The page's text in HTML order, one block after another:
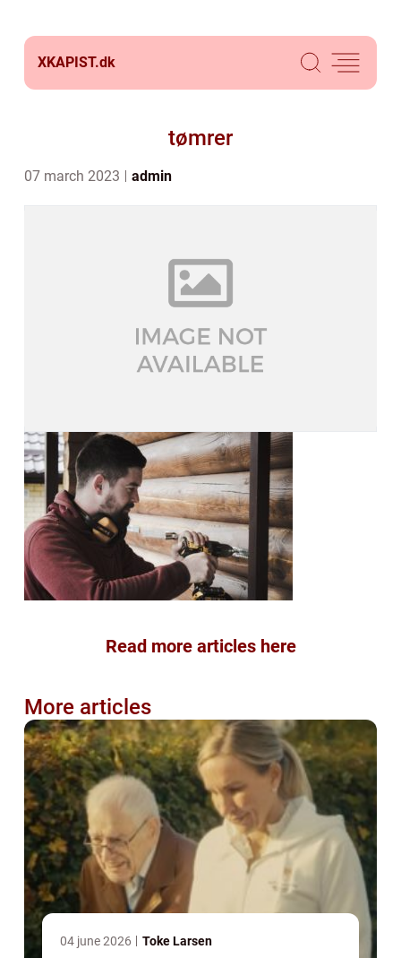
XKAPIST.dk
tømrer
07 march 2023 admin
Read more articles here
More articles
04 june 2026 Toke Larsen